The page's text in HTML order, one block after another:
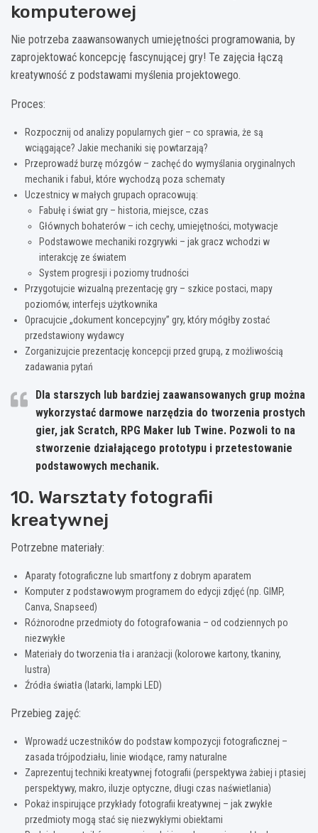
komputerowej
Nie potrzeba zaawansowanych umiejętności programowania, by
zaprojektować koncepcję fascynującej gry! Te zajęcia łączą
kreatywność z podstawami myślenia projektowego.
Proces:
Rozpocznij od analizy popularnych gier – co sprawia, że są
wciągające? Jakie mechaniki się powtarzają?
Przeprowadź burzę mózgów – zachęć do wymyślania oryginalnych
mechanik i fabuł, które wychodzą poza schematy
Uczestnicy w małych grupach opracowują:
Fabułę i świat gry – historia, miejsce, czas
Głównych bohaterów – ich cechy, umiejętności, motywacje
Podstawowe mechaniki rozgrywki – jak gracz wchodzi w
interakcję ze światem
System progresji i poziomy trudności
Przygotujcie wizualną prezentację gry – szkice postaci, mapy
poziomów, interfejs użytkownika
Opracujcie „dokument koncepcyjny” gry, który mógłby zostać
przedstawiony wydawcy
Zorganizujcie prezentację koncepcji przed grupą, z możliwością
zadawania pytań
Dla starszych lub bardziej zaawansowanych grup można
wykorzystać darmowe narzędzia do tworzenia prostych
gier, jak Scratch, RPG Maker lub Twine. Pozwoli to na
stworzenie działającego prototypu i przetestowanie
podstawowych mechanik.
10. Warsztaty fotografii
kreatywnej
Potrzebne materiały:
Aparaty fotograficzne lub smartfony z dobrym aparatem
Komputer z podstawowym programem do edycji zdjęć (np. GIMP,
Canva, Snapseed)
Różnorodne przedmioty do fotografowania – od codziennych po
niezwykłe
Materiały do tworzenia tła i aranżacji (kolorowe kartony, tkaniny,
lustra)
Źródła światła (latarki, lampki LED)
Przebieg zajęć:
Wprowadź uczestników do podstaw kompozycji fotograficznej –
zasada trójpodziału, linie wiodące, ramy naturalne
Zaprezentuj techniki kreatywnej fotografii (perspektywa żabiej i ptasiej
perspektywy, makro, iluzje optyczne, długi czas naświetlania)
Pokaż inspirujące przykłady fotografii kreatywnej – jak zwykłe
przedmioty mogą stać się niezwykłymi obiektami